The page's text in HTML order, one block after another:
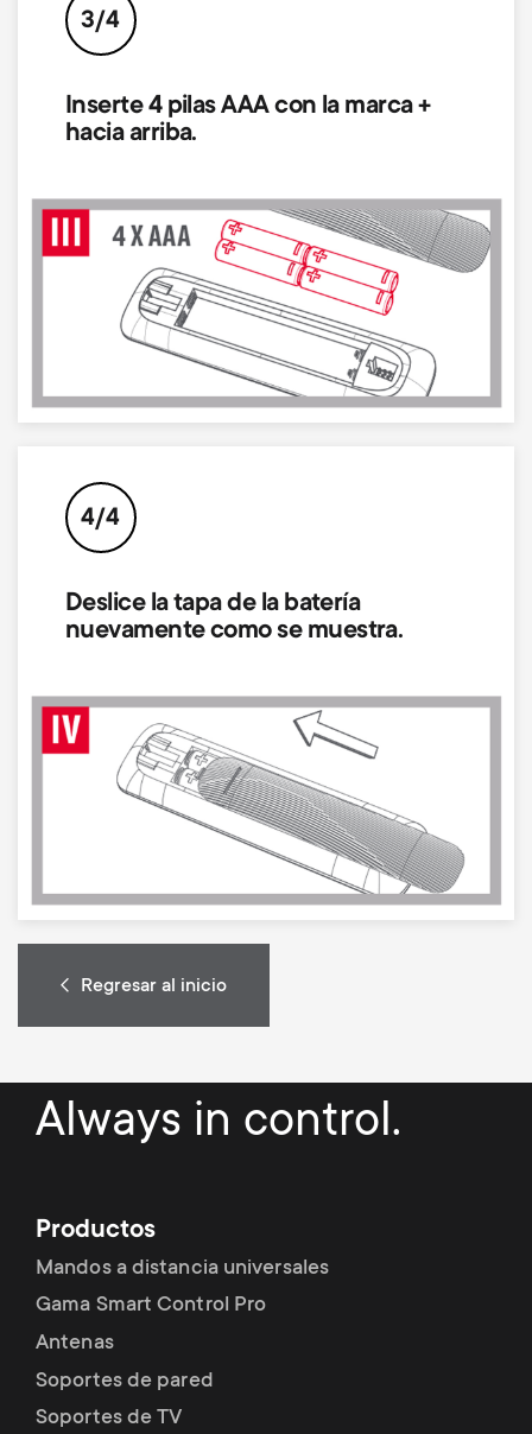
3/4
Inserte 4 pilas AAA con la marca +
hacia arriba.
Image
4/4
Deslice la tapa de la batería
nuevamente como se muestra.
Image
Regresar al inicio
Always in control.
Productos
Mandos a distancia universales
Gama Smart Control Pro
Antenas
Soportes de pared
Soportes de TV